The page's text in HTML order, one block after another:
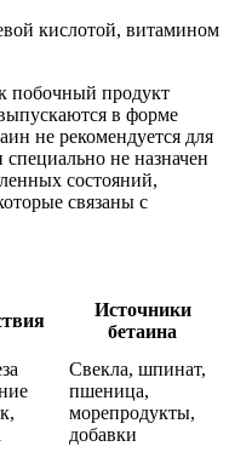
кислотой, витамином
побочный продукт
в форме
не рекомендуется для
не назначен
состояний,
связаны с
Источники
бетаина
Свекла, шпинат,
пшеница,
морепродукты,
добавки